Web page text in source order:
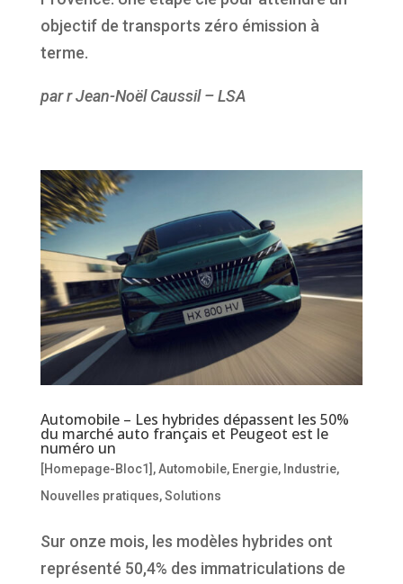
objectif de transports zéro émission à
terme.
par r Jean-Noël Caussil – LSA
Automobile – Les hybrides dépassent les 50%
du marché auto français et Peugeot est le
numéro un
[Homepage-Bloc1] ,Automobile, Energie, Industrie,
Nouvelles pratiques,Solutions
Sur onze mois, les modèles hybrides ont
représenté 50,4% des immatriculations de